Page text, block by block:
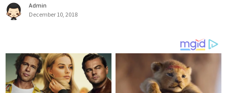
Admin
December 10, 2018